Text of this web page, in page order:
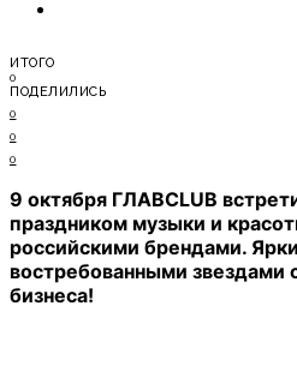
ИТОГО
0
ПОДЕЛИЛИСЬ
0
0
0
9 октября​ ГЛАВCLUB​
праздником музыки и
российскими брендами.
востребованными звездами
бизнеса!